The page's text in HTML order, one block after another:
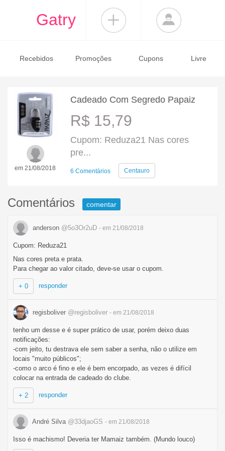
Gatry
Recebidos Promoções Cupons Livre
em 21/08/2018
Cadeado Com Segredo Papaiz
R$ 15,79
Cupom: Reduza21 Nas cores
pre...
6 Comentários Centauro
Comentários comentar
anderson @5o3Or2uD - em 21/08/2018
Cupom: Reduza21
Nas cores preta e prata.
Para chegar ao valor citado, deve-se usar o cupom.
+ 0 responder
regisboliver @regisboliver - em 21/08/2018
tenho um desse e é super prático de usar, porém deixo duas
notificações:
-com jeito, tu destrava ele sem saber a senha, não o utilize em
locais "muito públicos";
-como o arco é fino e ele é bem encorpado, as vezes é difícil
colocar na entrada de cadeado do clube.
+ 2 responder
André Silva @33djaoGS - em 21/08/2018
Isso é machismo! Deveria ter Mamaiz também. (Mundo louco)